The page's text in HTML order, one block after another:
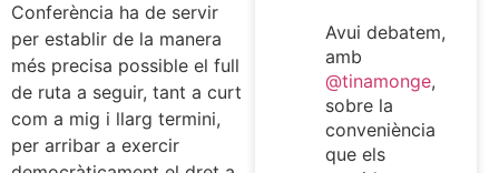
Conferència ha de servir
per establir de la manera
més precisa possible el full
de ruta a seguir, tant a curt
com a mig i llarg termini,
per arribar a exercir
Avui debatem,
amb
@tinamonge,
sobre la
conveniència
que els